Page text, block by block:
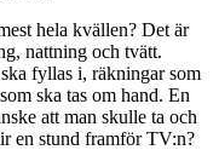
hela kvällen? Det är
nattning och tvätt.
fyllas i, räkningar som
ska tas om hand. En
att man skulle ta och
en stund framför TV:n?